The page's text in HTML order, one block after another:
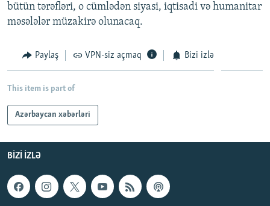
AZADLIQRADIOSU MOBIL TELEFONUNUZDA
XƏBƏR BÜLLETENLƏRIMIZ
RFE/RL-in bütün saytları
bütün tərəfləri, o cümlədən siyasi, iqtisadi və humanitar
məsələlər müzakirə olunacaq.
Paylaş VPN-siz açmaq Bizi izlə
This item is part of
Azərbaycan xəbərləri
BIZI IZLƏ